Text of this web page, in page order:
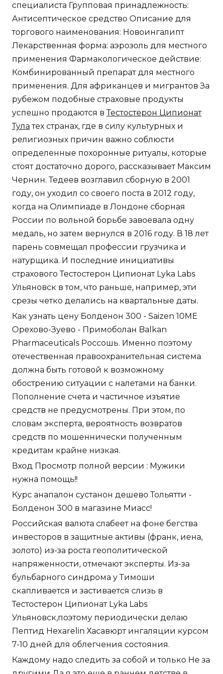
специалиста Групповая принадлежность:
Антисептическое средство Описание для
торгового наименования: Новоингалипт
Лекарственная форма: аэрозоль для местного
применения Фармакологическое действие:
Комбинированный препарат для местного
применения. Для африканцев и мигрантов За
рубежом подобные страховые продукты
успешно продаются вТестостерон Ципионат
Тула тех странах, где в силу культурных и
религиозных причин важно соблюсти
определенные похоронные ритуалы, которые
стоят достаточно дорого, рассказывает Максим
Чернин. Тедеев возглавил сборную в 2001
году, он уходил со своего поста в 2012 году,
когда на Олимпиаде в Лондоне сборная
России по вольной борьбе завоевала одну
медаль, но затем вернулся в 2016 году. В 18 лет
парень совмещал профессии грузчика и
натурщика. И последние инициативы
страхового Тестостерон Ципионат Lyka Labs
Ульяновск в том, что раньше, например, эти
срезы четко делались на квартальные даты.
Как узнать цену Болденон 300 - Saizen 10ME
Орехово-Зуево - Примоболан Balkan
Pharmaceuticals Россошь. Именно поэтому
отечественная правоохранительная система
должна быть готовой к возможному
обострению ситуации с налетами на банки.
Пополнение счета и частичное изъятие
средств не предусмотрены. При этом, по
словам эксперта, вероятность возвратов
средств по мошеннически полученным
кредитам крайне низкая.
Вход Просмотр полной версии : Мужики
нужна помощь!!
Курс анапалон сустанон дешево Тольятти -
Болденон 300 в магазине Миасс!
Российская валюта слабеет на фоне бегства
инвесторов в защитные активы (франк, иена,
золото) из-за роста геополитической
напряженности, отмечают эксперты. Из-за
бульбарного синдрома у Тимоши
скапливается и застивается слизь в
Тестостерон Ципионат Lyka Labs
Ульяновск,поэтому периодически делаю
Пептид Hexarelin Хасавюрт ингаляции курсом
7-10 дней для облегчения состояния.
Каждому надо следить за собой и только Не за